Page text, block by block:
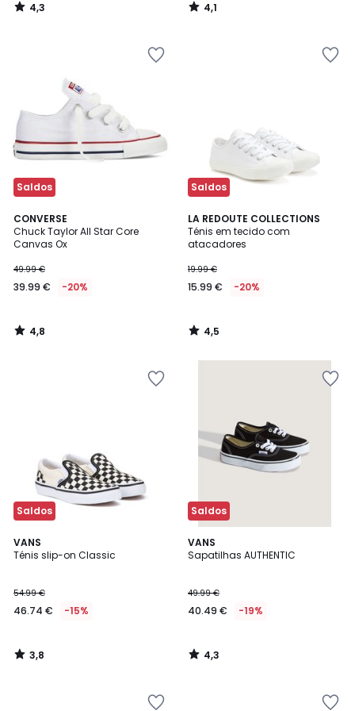
4,3
/
4,1
/
Saldos
CONVERSE
Chuck Taylor All Star Core
Canvas Ox
49.99 €
39.99 € -20%
4,8
/ 5
4,8
/
Saldos
LA REDOUTE COLLECTIONS
Ténis em tecido com
atacadores
19.99 €
15.99 € -20%
4,5
/ 5
4,5
/
Saldos
VANS
Ténis slip-on Classic
54.99 €
46.74 € -15%
3,8
/ 5
3,8
/
Saldos
VANS
Sapatilhas AUTHENTIC
49.99 €
40.49 € -19%
4,3
/ 5
4,3
/